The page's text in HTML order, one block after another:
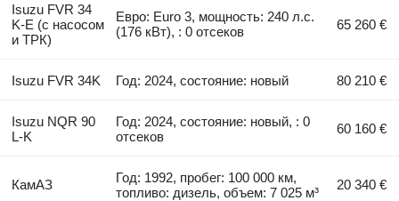
Isuzu FVR 34
K-E (с насосом
и ТРК)
Евро: Euro 3, мощность: 240 л.с.
(176 кВт), : 0 отсеков
65 260 €
Isuzu FVR 34K Год: 2024, состояние: новый 80 210 €
Isuzu NQR 90
L-K
Год: 2024, состояние: новый, : 0
отсеков
60 160 €
КамАЗ
Год: 1992, пробег: 100 000 км,
топливо: дизель, объем: 7 025 м³
20 340 €